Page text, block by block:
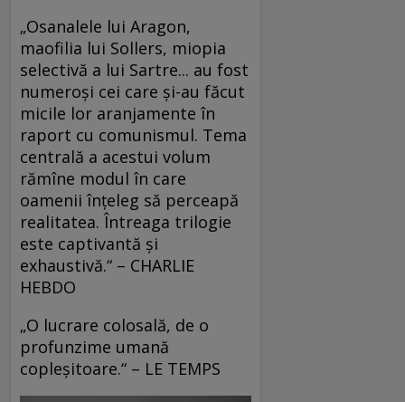
„Osanalele lui Aragon,
maofilia lui Sollers, miopia
selectivă a lui Sartre... au fost
numeroși cei care și-au făcut
micile lor aranjamente în
raport cu comunismul. Tema
centrală a acestui volum
rămîne modul în care
oamenii înțeleg să perceapă
realitatea. Întreaga trilogie
este captivantă și
exhaustivă.“ – CHARLIE
HEBDO
„O lucrare colosală, de o
profunzime umană
copleşitoare.“ – LE TEMPS